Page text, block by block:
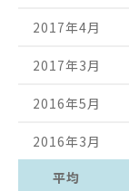
2017年4月
2017年3月
2016年5月
2016年3月
平均